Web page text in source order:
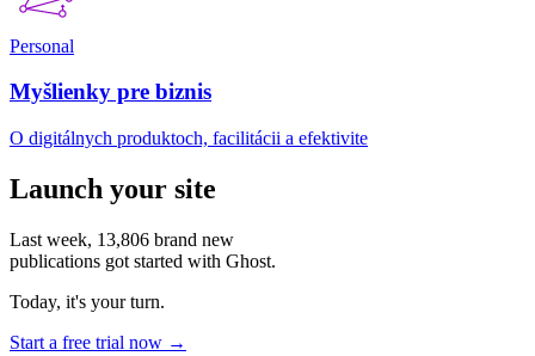
Personal
Myšlienky pre biznis
O digitálnych produktoch, facilitácii a efektivite
Launch your site
Last week, 13,806 brand new
publications got started with Ghost.
Today, it's your turn.
Start a free trial now →